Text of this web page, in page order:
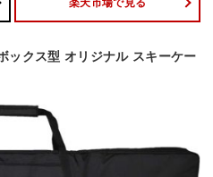
楽天市場で見る
クス型 オリジナル スキーケー